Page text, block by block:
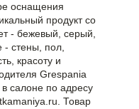
оснащения
продукт со
- бежевый, серый,
- стены, пол,
красоту и
Grespania
салоне по адресу
Товар